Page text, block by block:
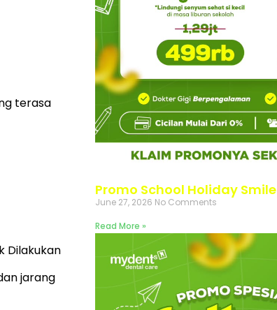
terasa
Dilakukan
jarang
Promo School Holiday Smile
June 27, 2026 No Comments
Read More »